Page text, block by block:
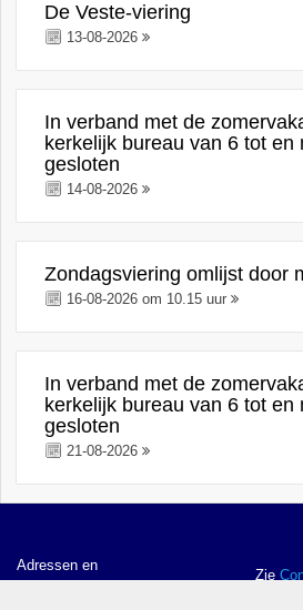
De Veste-viering
13-08-2026
In verband met de
kerkelijk bureau van 6 tot en
gesloten
14-08-2026
Zondagsviering omlijst door
16-08-2026 om 10.15 uur
In verband met de
kerkelijk bureau van 6 tot en
gesloten
21-08-2026
Adressen en
contactgegevens
Zie